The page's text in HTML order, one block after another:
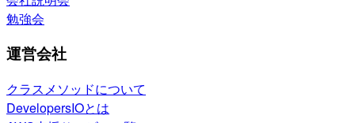
勉強会
運営会社
クラスメソッドについて
DevelopersIOとは